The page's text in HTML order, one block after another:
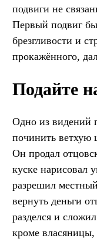
подвиги не
Первый подвиг
брезгливости и
прокажённого,
Подайте
Одно из видений
починить ветхую
Он продал
куске нарисовал
разрешил
вернуть деньги
разделся и
кроме